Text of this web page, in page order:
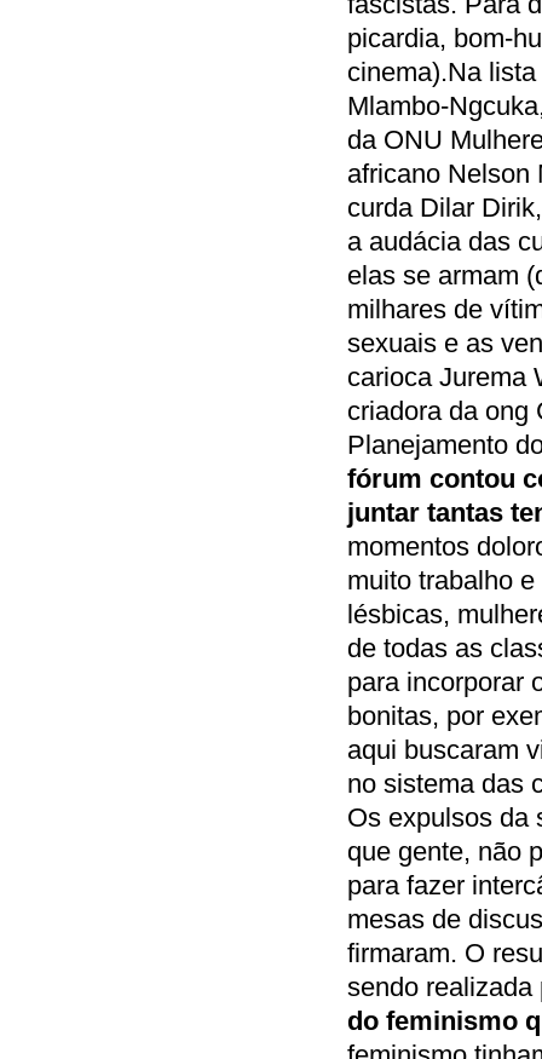
picardia, bom-
cinema).Na
Mlambo-
da ONU
africano Nelson
curda Dilar
a audácia das
elas se armam
milhares de
sexuais e as
carioca Jurema
criadora da ong
Planejamento
fórum contou
juntar tantas
momentos
muito trabalho
lésbicas,
de todas as
para incorporar
bonitas, por
aqui buscaram
no sistema das
Os expulsos da
que gente, não
para fazer
mesas de
firmaram. O
sendo realizada
do feminismo